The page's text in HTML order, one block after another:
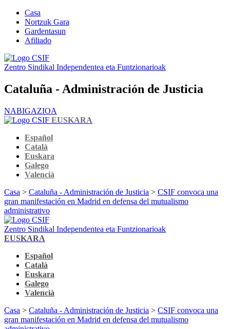
Casa
Nortzuk Gara
Gardentasun
Afiliado
Zentro Sindikal Independentea eta Funtzionarioak
Cataluña - Administración de Justicia
NABIGAZIOA
EUSKARA
Español
Català
Euskara
Galego
Valencià
Casa > Cataluña - Administración de Justicia > CSIF convoca una
gran manifestación en Madrid en defensa del mutualismo
administrativo
Zentro Sindikal Independentea eta Funtzionarioak
EUSKARA
Español
Català
Euskara
Galego
Valencià
Casa > Cataluña - Administración de Justicia > CSIF convoca una
gran manifestación en Madrid en defensa del mutualismo